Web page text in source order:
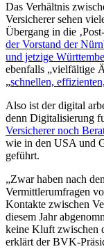
Das Verhältnis
Versicherer sehen
Übergang in die
der Vorstand der
und jetzige
ebenfalls „vielfältige
„schnellen,
Also ist der digital
denn Digitalisierung
Versicherer noch
wie in den USA und
geführt.
„Zwar haben nach
Vermittlerumfragen
Kontakte zwischen
diesem Jahr
keine Kluft zwischen
erklärt der BVK-